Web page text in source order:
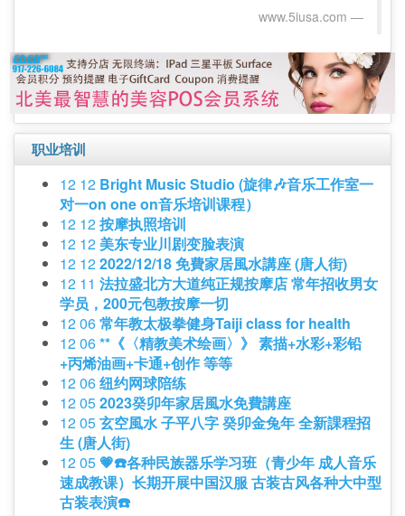
www.5iusa.com‎
职业培训
12 12 Bright Music Studio (旋律🎶音乐工作室一
对一on one on音乐培训课程）
12 12按摩执照培训
12 12 美东专业川剧变脸表演
12 122022/12/18 免費家居風水講座 (唐人街)
12 11 法拉盛北方大道纯正规按摩店 常年招收男女
学员，200元包教按摩一切
12 06常年教太极拳健身Taiji class for health
12 06**《〈精教美术绘画〉》 素描+水彩+彩铅
+丙烯油画+卡通+创作 等等
12 06纽约网球陪练
12 052023癸卯年家居風水免費講座
12 05玄空風水 子平八字 癸卯金兔年 全新課程招
生 (唐人街)
12 05 💗☎️各种民族器乐学习班（青少年 成人音乐
速成教课）长期开展中国汉服 古装古风各种大中型
古装表演☎️